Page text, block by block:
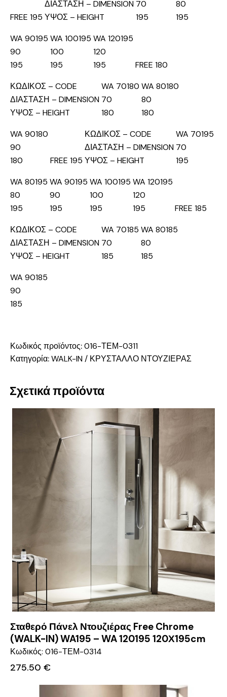
FREE 195
ΔΙΑΣΤΑΣΗ – DIMENSION
ΥΨΟΣ – HEIGHT
70
195
80
195
WA 90195
90
195
WA 100195
100
195
WA 120195
120
195
FREE 180
ΚΩΔΙΚΟΣ – CODE
ΔΙΑΣΤΑΣΗ – DIMENSION
ΥΨΟΣ – HEIGHT
WA 70180
70
180
WA 80180
80
180
WA 90180
90
180
FREE 195
ΚΩΔΙΚΟΣ – CODE
ΔΙΑΣΤΑΣΗ – DIMENSION
ΥΨΟΣ – HEIGHT
WA 70195
70
195
WA 80195
80
195
WA 90195
90
195
WA 100195
100
195
WA 120195
120
195
FREE 185
ΚΩΔΙΚΟΣ – CODE
ΔΙΑΣΤΑΣΗ – DIMENSION
ΥΨΟΣ – HEIGHT
WA 70185
70
185
WA 80185
80
185
WA 90185
90
185
Κωδικός προϊόντος:016-ΤΕΜ-0311
Κατηγορία:WALK-IN / ΚΡΥΣΤΑΛΛΟ ΝΤΟΥΖΙΕΡΑΣ
Σχετικά προϊόντα
Σταθερό Πάνελ Ντουζιέρας Free Chrome
(WALK-IN) WA195 – WA 120195 120Χ195cm
Κωδικός: 016-ΤΕΜ-0314
275.50 €